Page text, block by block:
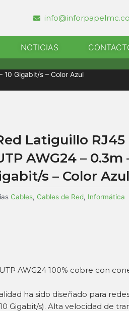
NOTICIAS
10 Gigabit/s – Color Azul
Latiguillo RJ45
AWG24 –
s – Color Azul
Cables, Cables de Red, Informática
AWG24 100% cobre con
ha sido diseñado para
Gigabit/s). Alta velocidad de